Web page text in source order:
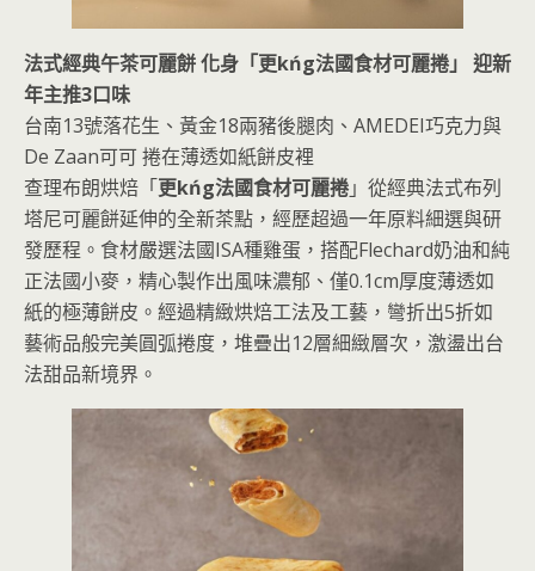
法式經典午茶可麗餅 化身「更kńg法國食材可麗捲」 迎新
年主推3口味
台南13號落花生、黃金18兩豬後腿肉、AMEDEI巧克力與
De Zaan可可 捲在薄透如紙餅皮裡
查理布朗烘焙「更kńg法國食材可麗捲」從經典法式布列
塔尼可麗餅延伸的全新茶點，經歷超過一年原料細選與研
發歷程。食材嚴選法國ISA種雞蛋，搭配Flechard奶油和純
正法國小麥，精心製作出風味濃郁、僅0.1cm厚度薄透如
紙的極薄餅皮。經過精緻烘焙工法及工藝，彎折出5折如
藝術品般完美圓弧捲度，堆疊出12層細緻層次，激盪出台
法甜品新境界。